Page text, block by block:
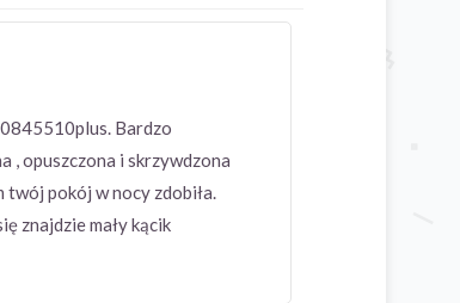
Bardzo
, opuszczona i skrzywdzona
twój pokój w nocy zdobiła.
znajdzie mały kącik